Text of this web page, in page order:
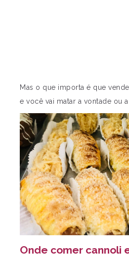
Mas o que importa é que
e você vai matar a vontade ou
Onde comer cannoli